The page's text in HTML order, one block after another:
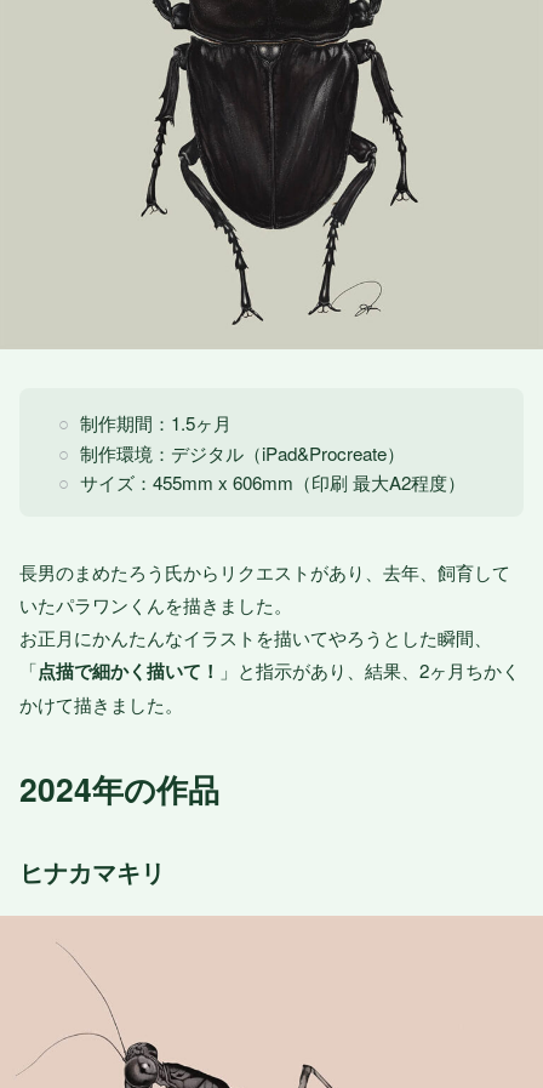
制作期間：1.5ヶ月
制作環境：デジタル（iPad&Procreate）
サイズ：455mm x 606mm（印刷 最大A2程度）
長男のまめたろう氏からリクエストがあり、去年、飼育して
いたパラワンくんを描きました。
お正月にかんたんなイラストを描いてやろうとした瞬間、
「点描で細かく描いて！ 」と指示があり、結果、2ヶ月ちかく
かけて描きました。
2024年の作品
ヒナカマキリ